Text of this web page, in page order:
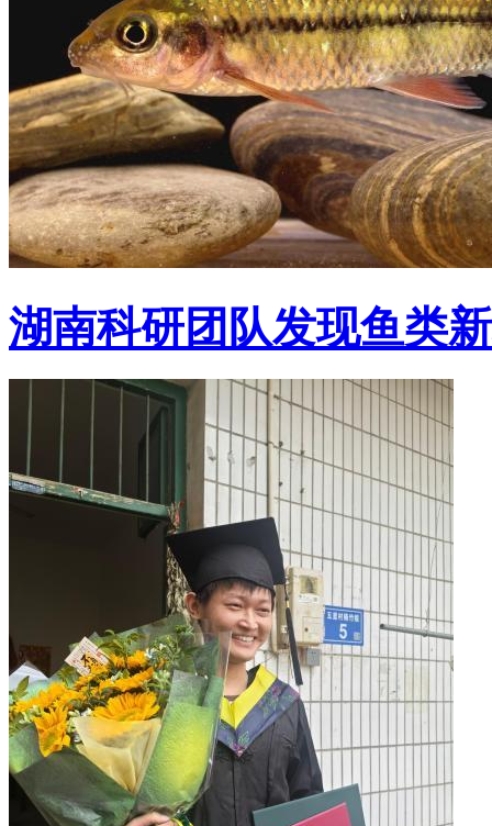
湖南科研团队发现鱼类